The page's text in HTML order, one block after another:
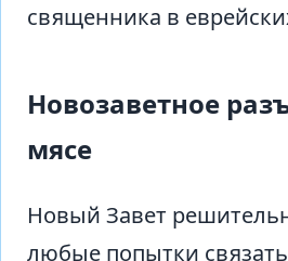
священника в
Новозаветное
мясе
Новый Завет
любые попытки